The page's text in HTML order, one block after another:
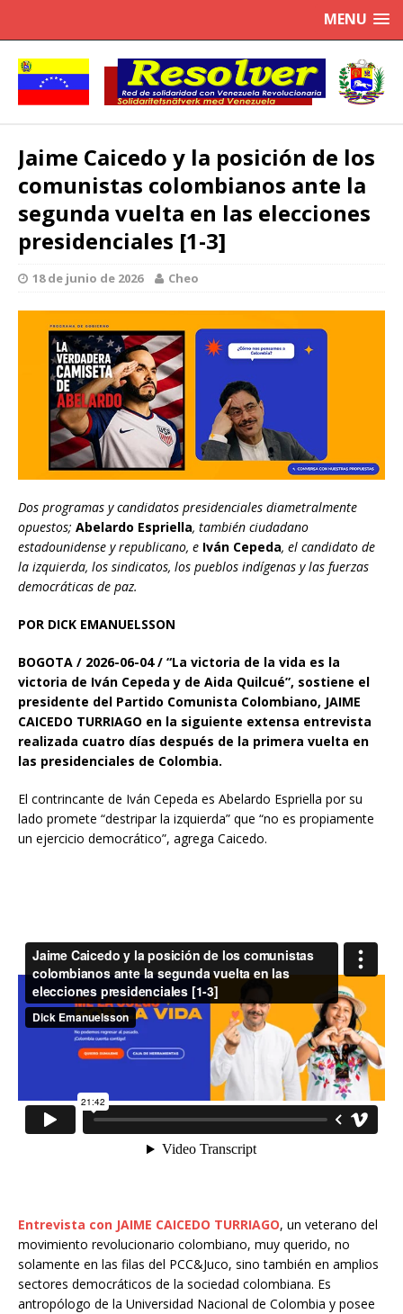
MENU
Jaime Caicedo y la posición de los
comunistas colombianos ante la
segunda vuelta en las elecciones
presidenciales [1-3]
18 de junio de 2026 Cheo
Dos programas y candidatos presidenciales diametralmente
opuestos; Abelardo Espriella, también ciudadano
estadounidense y republicano, e Iván Cepeda, el candidato de
la izquierda, los sindicatos, los pueblos indígenas y las fuerzas
democráticas de paz.
POR DICK EMANUELSSON
BOGOTA / 2026-06-04 / “La victoria de la vida es la
victoria de Iván Cepeda y de Aida Quilcué”, sostiene el
presidente del Partido Comunista Colombiano, JAIME
CAICEDO TURRIAGO en la siguiente extensa entrevista
realizada cuatro días después de la primera vuelta en
las presidenciales de Colombia.
El contrincante de Iván Cepeda es Abelardo Espriella por su
lado promete “destripar la izquierda” que “no es propiamente
un ejercicio democrático”, agrega Caicedo.
Entrevista con JAIME CAICEDO TURRIAGO, un veterano del
movimiento revolucionario colombiano, muy querido, no
solamente en las filas del PCC&Juco, sino también en amplios
sectores democráticos de la sociedad colombiana. Es
antropólogo de la Universidad Nacional de Colombia y posee